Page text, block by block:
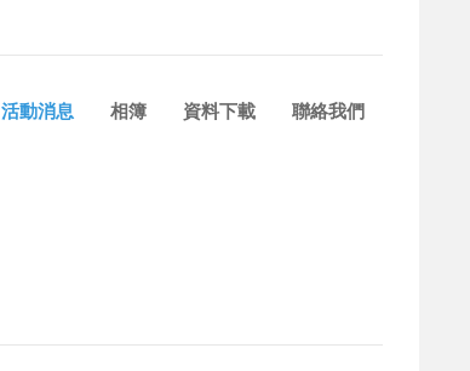
活動消息 相簿 資料下載 聯絡我們